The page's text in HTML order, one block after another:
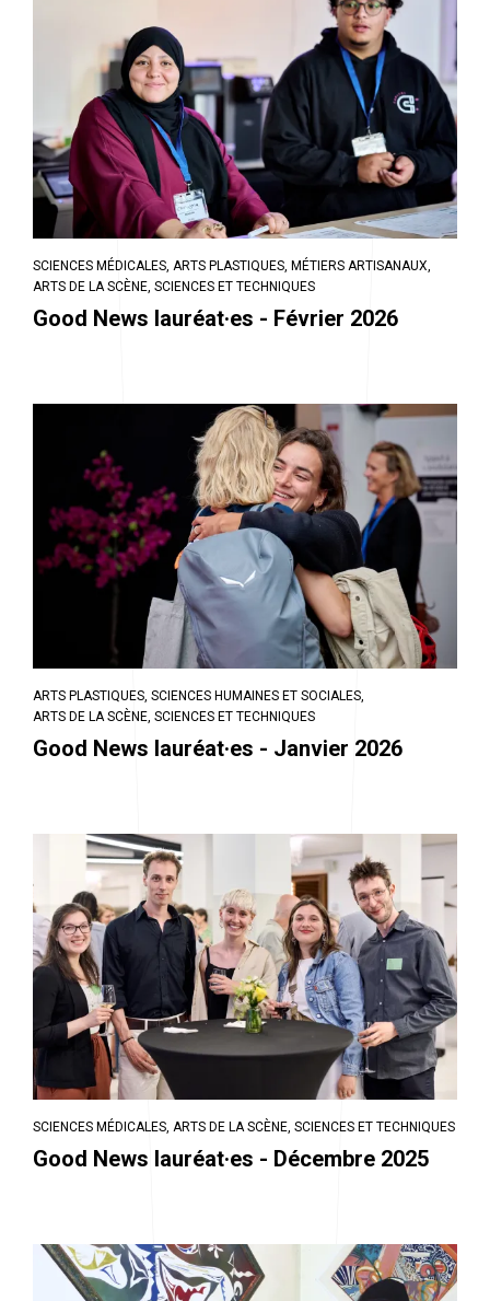
SCIENCES MÉDICALES, ARTS PLASTIQUES, MÉTIERS ARTISANAUX,
ARTS DE LA SCÈNE, SCIENCES ET TECHNIQUES
Good News lauréat·es - Février 2026
ARTS PLASTIQUES, SCIENCES HUMAINES ET SOCIALES,
ARTS DE LA SCÈNE, SCIENCES ET TECHNIQUES
Good News lauréat·es - Janvier 2026
SCIENCES MÉDICALES, ARTS DE LA SCÈNE, SCIENCES ET TECHNIQUES
Good News lauréat·es - Décembre 2025